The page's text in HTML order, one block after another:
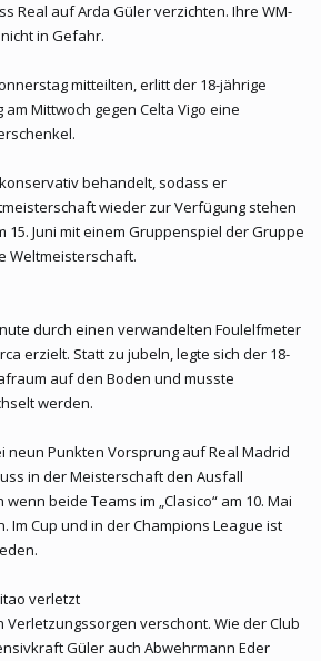
Real auf Arda Güler verzichten. Ihre WM-
in Gefahr.
mitteilten, erlitt der 18-jährige
am Mittwoch gegen Celta Vigo eine
behandelt, sodass er
wieder zur Verfügung stehen
15. Juni mit einem Gruppenspiel der Gruppe
Weltmeisterschaft.
durch einen verwandelten Foulelfmeter
erzielt. Statt zu jubeln, legte sich der 18-
auf den Boden und musste
werden.
neun Punkten Vorsprung auf Real Madrid
in der Meisterschaft den Ausfall
beide Teams im „Clasico“ am 10. Mai
Cup und in der Champions League ist
verletzt
Verletzungssorgen verschont. Wie der Club
Güler auch Abwehrmann Eder